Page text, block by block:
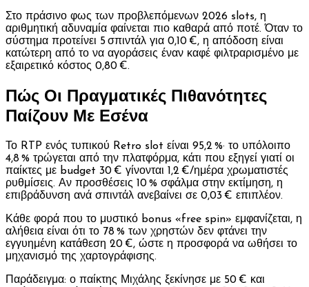
Στο πράσινο φως των προβλεπόμενων 2026 slots, η
αριθμητική αδυναμία φαίνεται πιο καθαρά από ποτέ. Όταν το
σύστημα προτείνει 5 σπιντάλ για 0,10 €, η απόδοση είναι
κατώτερη από το να αγοράσεις έναν καφέ φιλτραρισμένο με
εξαιρετικό κόστος 0,80 €.
Πώς Οι Πραγματικές Πιθανότητες
Παίζουν Με Εσένα
Το RTP ενός τυπικού Retro slot είναι 95,2 %· το υπόλοιπο
4,8 % τρώγεται από την πλατφόρμα, κάτι που εξηγεί γιατί οι
παίκτες με budget 30 € γίνονται 1,2 €/ημέρα χρωματιστές
ρυθμίσεις. Αν προσθέσεις 10 % σφάλμα στην εκτίμηση, η
επιβράδυνση ανά σπιντάλ ανεβαίνει σε 0,03 € επιπλέον.
Κάθε φορά που το μυστικό bonus «free spin» εμφανίζεται, η
αλήθεια είναι ότι το 78 % των χρηστών δεν φτάνει την
εγγυημένη κατάθεση 20 €, ώστε η προσφορά να ωθήσει το
μηχανισμό της χαρτογράφισης.
Παράδειγμα: ο παίκτης Μιχάλης ξεκίνησε με 50 € και